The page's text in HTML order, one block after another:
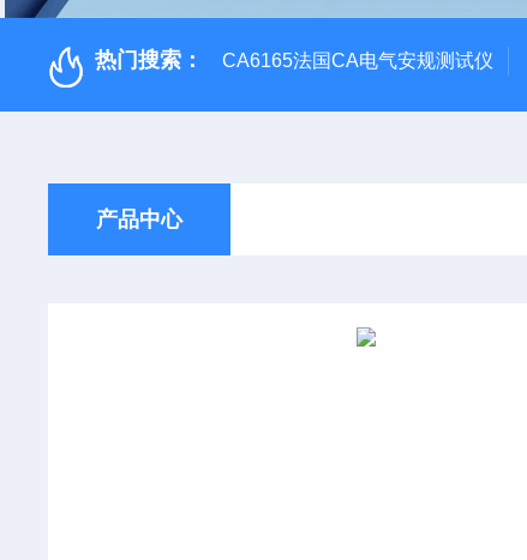
热门搜索： CA6165法国CA电气安规测试仪
产品中心